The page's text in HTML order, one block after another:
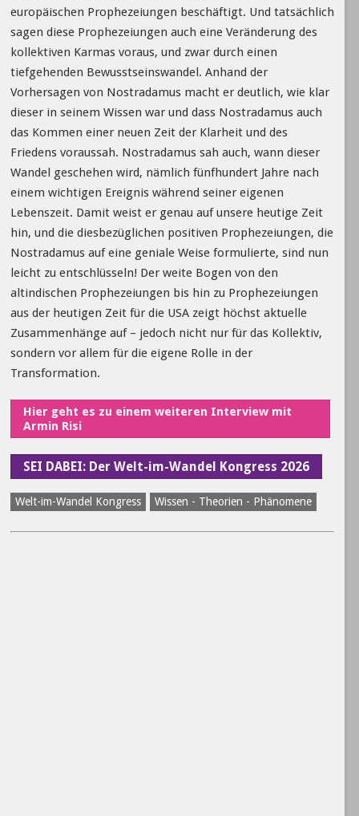
europäischen Prophezeiungen beschäftigt. Und tatsächlich
sagen diese Prophezeiungen auch eine Veränderung des
kollektiven Karmas voraus, und zwar durch einen
tiefgehenden Bewusstseinswandel. Anhand der
Vorhersagen von Nostradamus macht er deutlich, wie klar
dieser in seinem Wissen war und dass Nostradamus auch
das Kommen einer neuen Zeit der Klarheit und des
Friedens voraussah. Nostradamus sah auch, wann dieser
Wandel geschehen wird, nämlich fünfhundert Jahre nach
einem wichtigen Ereignis während seiner eigenen
Lebenszeit. Damit weist er genau auf unsere heutige Zeit
hin, und die diesbezüglichen positiven Prophezeiungen, die
Nostradamus auf eine geniale Weise formulierte, sind nun
leicht zu entschlüsseln! Der weite Bogen von den
altindischen Prophezeiungen bis hin zu Prophezeiungen
aus der heutigen Zeit für die USA zeigt höchst aktuelle
Zusammenhänge auf – jedoch nicht nur für das Kollektiv,
sondern vor allem für die eigene Rolle in der
Transformation.
Hier geht es zu einem weiteren Interview mit
Armin Risi
SEI DABEI: Der Welt-im-Wandel Kongress 2026
Welt-im-Wandel Kongress Wissen - Theorien - Phänomene